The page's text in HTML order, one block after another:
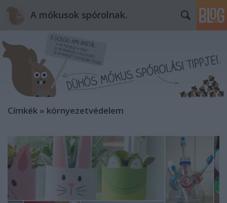
A mókusok spórolnak.
Címkék » környezetvédelem